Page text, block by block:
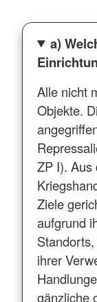
a)
Alle nicht
Objekte.
ZP I). Aus
Ziele
aufgrund
ihrer
gänzliche